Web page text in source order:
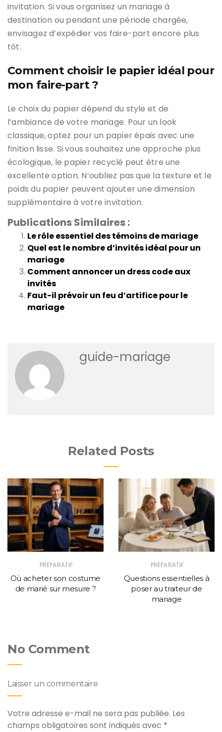
invitation. Si vous organisez un mariage à
destination ou pendant une période chargée,
envisagez d’expédier vos faire-part encore plus
tôt.
Comment choisir le papier idéal pour
mon faire-part ?
Le choix du papier dépend du style et de
l’ambiance de votre mariage. Pour un look
classique, optez pour un papier épais avec une
finition lisse. Si vous souhaitez une approche plus
écologique, le papier recyclé peut être une
excellente option. N’oubliez pas que la texture et le
poids du papier peuvent ajouter une dimension
supplémentaire à votre invitation.
Publications Similaires :
Le rôle essentiel des témoins de mariage
Quel est le nombre d’invités idéal pour un
mariage
Comment annoncer un dress code aux
invités
Faut-il prévoir un feu d’artifice pour le
mariage
guide-mariage
Related Posts
PREPARATIF
Où acheter son costume
de marié sur mesure ?
PREPARATIF
Questions essentielles à
poser au traiteur de
mariage
No Comment
Laisser un commentaire
Votre adresse e-mail ne sera pas publiée. Les
champs obligatoires sont indiqués avec *